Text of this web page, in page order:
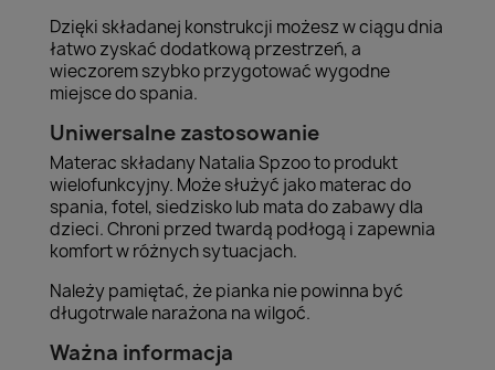
Dzięki składanej konstrukcji możesz w ciągu dnia
łatwo zyskać dodatkową przestrzeń, a
wieczorem szybko przygotować wygodne
miejsce do spania.
Uniwersalne zastosowanie
Materac składany Natalia Spzoo to produkt
wielofunkcyjny. Może służyć jako materac do
spania, fotel, siedzisko lub mata do zabawy dla
dzieci. Chroni przed twardą podłogą i zapewnia
komfort w różnych sytuacjach.
Należy pamiętać, że pianka nie powinna być
długotrwale narażona na wilgoć.
Ważna informacja